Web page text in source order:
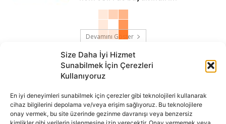
Size Daha İyi Hizmet
Sunabilmek İçin Çerezleri
Kullanıyoruz
En iyi deneyimleri sunabilmek için çerezler gibi teknolojileri kullanarak
cihaz bilgilerini depolama ve/veya erişim sağlıyoruz. Bu teknolojilere
onay vermek, bu site üzerinde gezinme davranışı veya benzersiz
Devamını Göster
İnternet portalımızda yer alan tüm haber metini, resim ve benzeri